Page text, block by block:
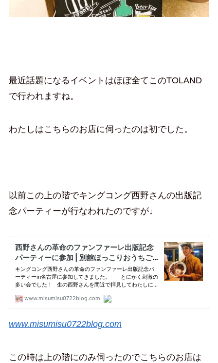
最近話題になるイベントはほぼ全てこのTOLAND
で行われますね。
わたしはこちらのお店に伺ったのは初でした。
以前この上の階でキングコング西野さんの出版記
念パーティーが行なわれたのですが↓
www.misumisu0722blog.com
この時は上の階にのみ伺ったのでこちらのお店は